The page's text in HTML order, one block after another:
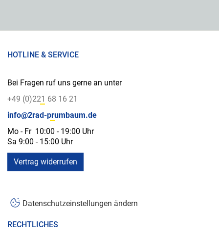
HOTLINE & SERVICE
Bei Fragen ruf uns gerne an unter
+49 (0)221 68 16 21
info@2rad-prumbaum.de
Mo - Fr 10:00 - 19:00 Uhr
Sa 9:00 - 15:00 Uhr
Vertrag widerrufen
Datenschutzeinstellungen ändern
RECHTLICHES